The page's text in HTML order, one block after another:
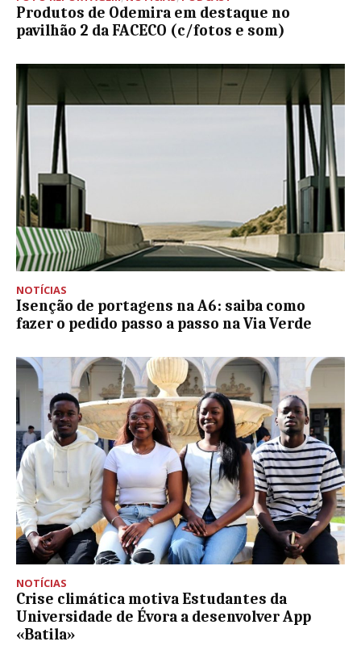
Produtos de Odemira em destaque no
pavilhão 2 da FACECO (c/fotos e som)
NOTÍCIAS
Isenção de portagens na A6: saiba como
fazer o pedido passo a passo na Via Verde
NOTÍCIAS
Crise climática motiva Estudantes da
Universidade de Évora a desenvolver App
«Batila»